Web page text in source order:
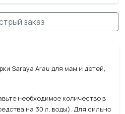
заказ
Saraya Arau для мам и детей,
необходимое количество в
на 30 л. воды). Для сильно